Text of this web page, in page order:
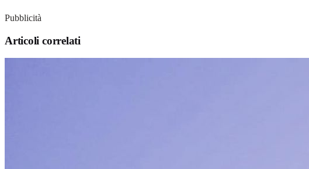
Pubblicità
Articoli correlati